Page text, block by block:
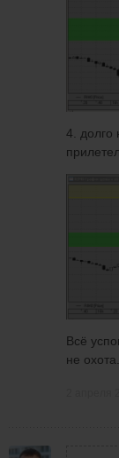
4. долго
прилетел.
Всё
не охота.